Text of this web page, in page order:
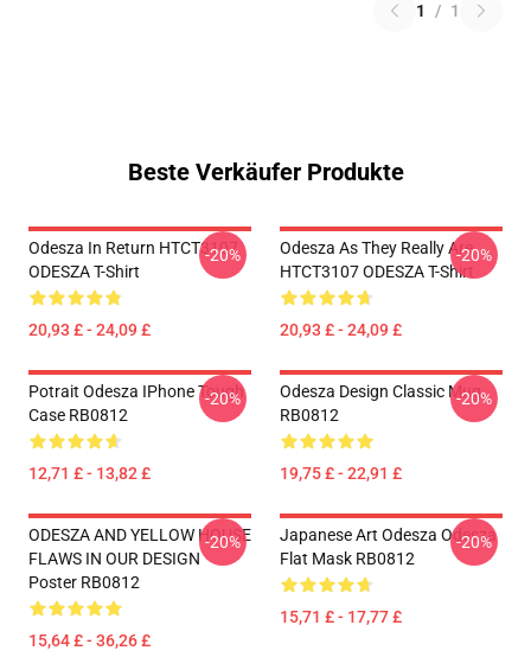
1 / 1
Beste Verkäufer Produkte
Odesza In Return HTCT3107
ODESZA T-Shirt
20,93 £ - 24,09 £
-20%
Odesza As They Really Are
HTCT3107 ODESZA T-Shirt
20,93 £ - 24,09 £
-20%
Potrait Odesza IPhone Tough
Case RB0812
12,71 £ - 13,82 £
-20%
Odesza Design Classic Mug
RB0812
19,75 £ - 22,91 £
-20%
ODESZA AND YELLOW HOUSE
FLAWS IN OUR DESIGN
Poster RB0812
15,64 £ - 36,26 £
-20%
Japanese Art Odesza Odesza
Flat Mask RB0812
15,71 £ - 17,77 £
-20%